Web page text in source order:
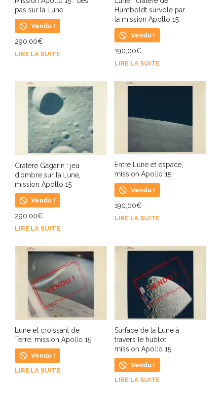
pas sur la Lune
Vendu !
290,00€
LIRE LA SUITE
Humboldt survolé par
la mission Apollo 15
Vendu !
190,00€
LIRE LA SUITE
Cratère Gagarin : jeu
d’ombre sur la Lune,
mission Apollo 15
Vendu !
290,00€
LIRE LA SUITE
Entre Lune et espace,
mission Apollo 15
Vendu !
190,00€
LIRE LA SUITE
Lune et croissant de
Terre, mission Apollo 15
Vendu !
LIRE LA SUITE
Surface de la Lune à
travers le hublot,
mission Apollo 15
Vendu !
LIRE LA SUITE